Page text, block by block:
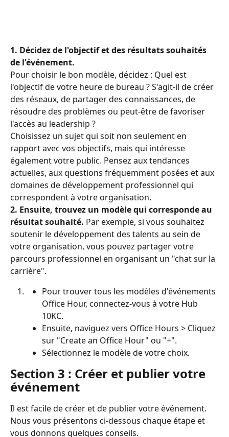
1. Décidez de l'objectif et des résultats souhaités
de l'événement.
Pour choisir le bon modèle, décidez : Quel est
l'objectif de votre heure de bureau ? S'agit-il de créer
des réseaux, de partager des connaissances, de
résoudre des problèmes ou peut-être de favoriser
l'accès au leadership ?
Choisissez un sujet qui soit non seulement en
rapport avec vos objectifs, mais qui intéresse
également votre public. Pensez aux tendances
actuelles, aux questions fréquemment posées et aux
domaines de développement professionnel qui
correspondent à votre organisation.
2. Ensuite, trouvez un modèle qui corresponde au
résultat souhaité. Par exemple, si vous souhaitez
soutenir le développement des talents au sein de
votre organisation, vous pouvez partager votre
parcours professionnel en organisant un "chat sur la
carrière".
Pour trouver tous les modèles d'événements
Office Hour, connectez-vous à votre Hub
10KC.
Ensuite, naviguez vers Office Hours > Cliquez
sur "Create an Office Hour" ou "+".
Sélectionnez le modèle de votre choix.
Section 3 : Créer et publier votre
événement
Il est facile de créer et de publier votre événement.
Nous vous présentons ci-dessous chaque étape et
vous donnons quelques conseils.